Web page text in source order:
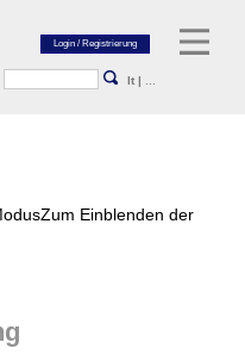
lt |
Zum Einblenden der